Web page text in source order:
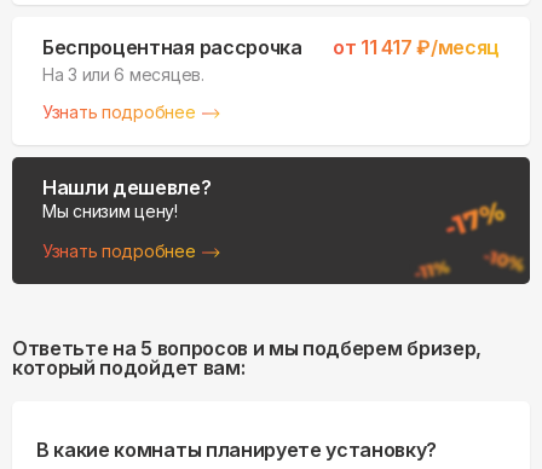
Беспроцентная рассрочка от 11 417 ₽/месяц
На 3 или 6 месяцев.
Узнать подробнее
Нашли дешевле?
Мы снизим цену!
Узнать подробнее
Ответьте на 5 вопросов и мы подберем бризер,
который подойдет вам:
В какие комнаты планируете установку?